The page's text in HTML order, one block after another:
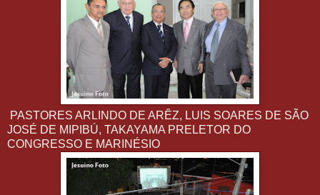
PASTORES ARLINDO DE ARÊZ, LUIS SOARES DE SÃO
JOSÉ DE MIPIBÚ, TAKAYAMA PRELETOR DO
CONGRESSO E MARINÉSIO